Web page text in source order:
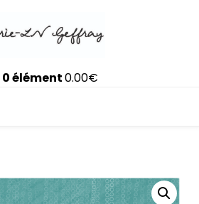
0 élément0.00€